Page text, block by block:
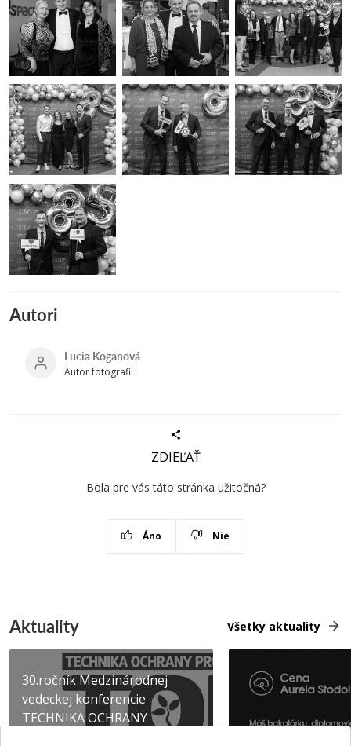
Autori
Lucia Koganová
Autor fotografií
ZDIEĽAŤ
Bola pre vás táto stránka užitočná?
Áno Nie
Aktuality Všetky aktuality
30.ročník Medzinárodnej
vedeckej konferencie -
TECHNIKA OCHRANY